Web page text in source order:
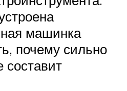
машинка
почему сильно
составит